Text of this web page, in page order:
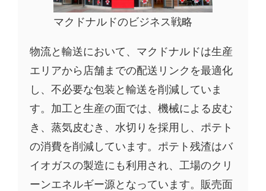
マクドナルドのビジネス戦略
物流と輸送において、マクドナルドは生産
エリアから店舗までの配送リンクを最適化
し、不必要な包装と輸送を削減していま
す。加工と生産の面では、機械による皮む
き、蒸気皮むき、水切りを採用し、ポテト
の消費を削減しています。ポテト残渣はバ
イオガスの製造にも利用され、工場のクリ
ーンエネルギー源となっています。販売面